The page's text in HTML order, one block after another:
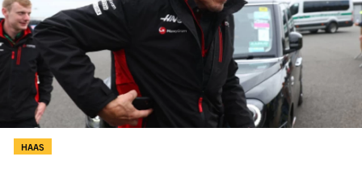
HAAS